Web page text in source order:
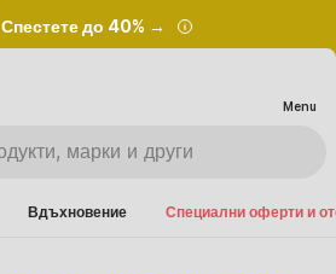
Спестете до 40% →
Menu
Вдъхновение Специални оферти и